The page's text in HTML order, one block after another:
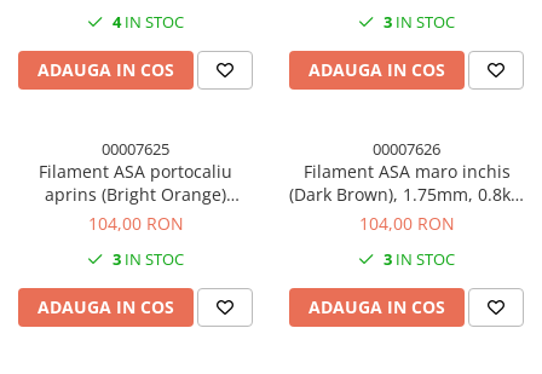
4IN STOC
ADAUGA IN COS
3 IN STOC
ADAUGA IN COS
00007625
Filament ASA portocaliu
aprins (Bright Orange)
1.75mm, 0.8kg, Devil Design,
104,00 RON
3 IN STOC
ADAUGA IN COS
00007626
Filament ASA maro inchis
(Dark Brown), 1.75mm, 0.8kg,
Devil Design, imprimanta 3D
104,00 RON
3 IN STOC
ADAUGA IN COS